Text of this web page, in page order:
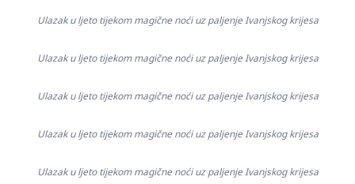
Ulazak u ljeto tijekom magične noći uz paljenje Ivanjskog krijesa
Ulazak u ljeto tijekom magične noći uz paljenje Ivanjskog krijesa
Ulazak u ljeto tijekom magične noći uz paljenje Ivanjskog krijesa
Ulazak u ljeto tijekom magične noći uz paljenje Ivanjskog krijesa
Ulazak u ljeto tijekom magične noći uz paljenje Ivanjskog krijesa